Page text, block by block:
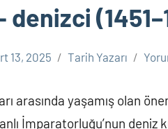
13, 2025 Tarih Yazarı
arasında yaşamış olan
İmparatorluğu’nun